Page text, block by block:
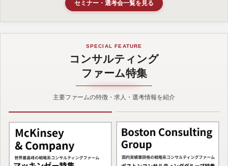
セミナー・選考会一覧を見る
SPECIAL FEATURE
コンサルティング
ファーム特集
主要ファームの特徴・求人・選考情報を紹介